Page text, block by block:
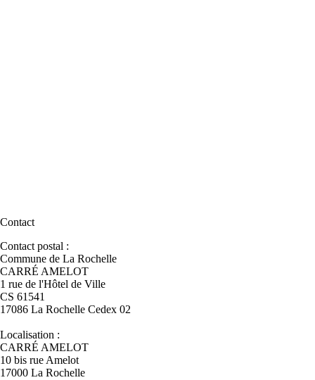
Contact
Contact postal :
Commune de La Rochelle
CARRÉ AMELOT
1 rue de l'Hôtel de Ville
CS 61541
17086 La Rochelle Cedex 02
Localisation :
CARRÉ AMELOT
10 bis rue Amelot
17000 La Rochelle